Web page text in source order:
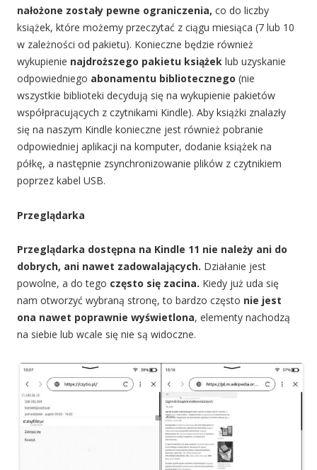
nałożone zostały pewne ograniczenia, co do liczby
książek, które możemy przeczytać z ciągu miesiąca (7 lub 10
w zależności od pakietu). Konieczne będzie również
wykupienie najdroższego pakietu książek lub uzyskanie
odpowiedniego abonamentu bibliotecznego (nie
wszystkie biblioteki decydują się na wykupienie pakietów
współpracujących z czytnikami Kindle). Aby książki znalazły
się na naszym Kindle konieczne jest również pobranie
odpowiedniej aplikacji na komputer, dodanie książek na
półkę, a następnie zsynchronizowanie plików z czytnikiem
poprzez kabel USB.
Przeglądarka
Przeglądarka dostępna na Kindle 11 nie należy ani do
dobrych, ani nawet zadowalających. Działanie jest
powolne, a do tego często się zacina. Kiedy już uda się
nam otworzyć wybraną stronę, to bardzo często nie jest
ona nawet poprawnie wyświetlona, elementy nachodzą
na siebie lub wcale się nie są widoczne.